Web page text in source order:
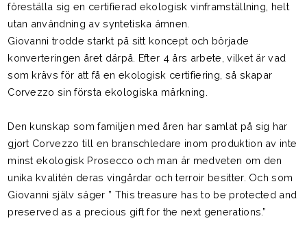
föreställa sig en certifierad ekologisk vinframställning, helt
utan användning av syntetiska ämnen.
Giovanni trodde starkt på sitt koncept och började
konverteringen året därpå. Efter 4 års arbete, vilket är vad
som krävs för att få en ekologisk certifiering, så skapar
Corvezzo sin första ekologiska märkning.
Den kunskap som familjen med åren har samlat på sig har
gjort Corvezzo till en branschledare inom produktion av inte
minst ekologisk Prosecco och man är medveten om den
unika kvalitén deras vingårdar och terroir besitter. Och som
Giovanni själv säger ” This treasure has to be protected and
preserved as a precious gift for the next generations.”